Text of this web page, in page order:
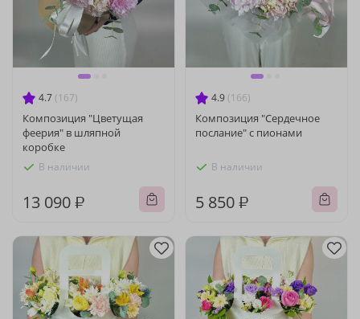
4.7 (167)
Композиция "Цветущая
феерия" в шляпной
коробке
В наличии
13 090 ₽
4.9 (166)
Композиция "Сердечное
послание" с пионами
В наличии
5 850 ₽